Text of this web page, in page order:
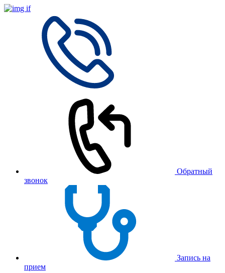
Обратный
звонок
Запись на
прием